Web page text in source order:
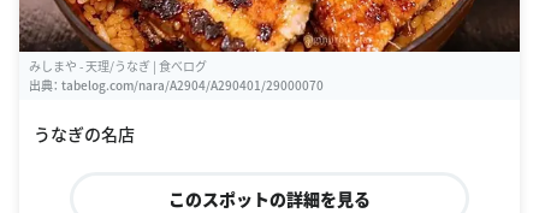
みしまや - 天理/うなぎ | 食べログ
出典： tabelog.com/nara/A2904/A290401/29000070
うなぎの名店
このスポットの詳細を見る